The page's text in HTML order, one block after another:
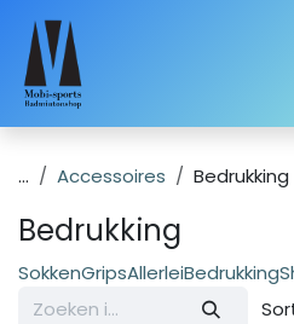
... Accessoires Bedrukking
Bedrukking
SokkenGripsAllerleiBedrukking